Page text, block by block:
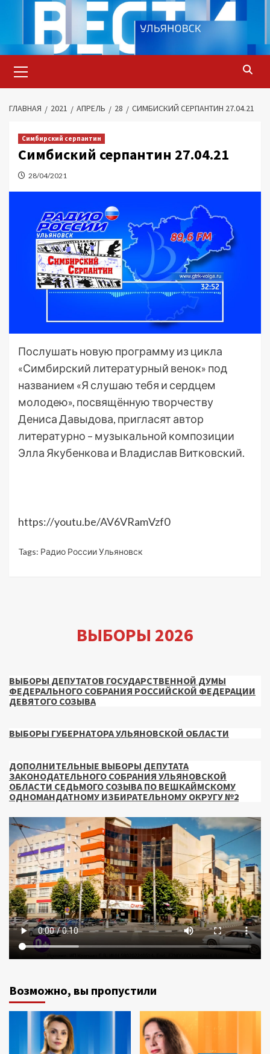
содержимому
меню
ГЛАВНАЯ 2021 АПРЕЛЬ 28 СИМБИСКИЙ СЕРПАНТИН 27.04.21
Симбирский серпантин
Симбиский серпантин 27.04.21
28/04/2021
Послушать новую программу из цикла
«Симбирский литературный венок» под
названием «Я слушаю тебя и сердцем
молодею», посвящённую творчеству
Дениса Давыдова, пригласят автор
литературно – музыкальной композиции
Элла Якубенкова и Владислав Витковский.
https://youtu.be/AV6VRamVzf0
Tags: Радио России Ульяновск
ВЫБОРЫ 2026
ВЫБОРЫ ДЕПУТАТОВ ГОСУДАРСТВЕННОЙ ДУМЫ
ФЕДЕРАЛЬНОГО СОБРАНИЯ РОССИЙСКОЙ ФЕДЕРАЦИИ
ДЕВЯТОГО СОЗЫВА
ВЫБОРЫ ГУБЕРНАТОРА УЛЬЯНОВСКОЙ ОБЛАСТИ
ДОПОЛНИТЕЛЬНЫЕ ВЫБОРЫ ДЕПУТАТА
ЗАКОНОДАТЕЛЬНОГО СОБРАНИЯ УЛЬЯНОВСКОЙ
ОБЛАСТИ СЕДЬМОГО СОЗЫВА ПО ВЕШКАЙМСКОМУ
ОДНОМАНДАТНОМУ ИЗБИРАТЕЛЬНОМУ ОКРУГУ №2
Возможно, вы пропустили